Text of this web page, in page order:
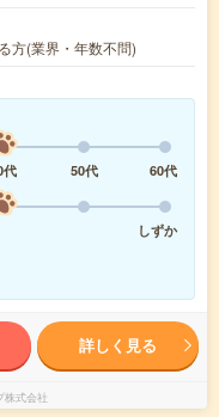
方(業界・年数不問)
代 50代
60代
しずか
詳しく見る
株式会社